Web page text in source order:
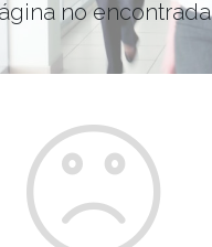
no encontrada